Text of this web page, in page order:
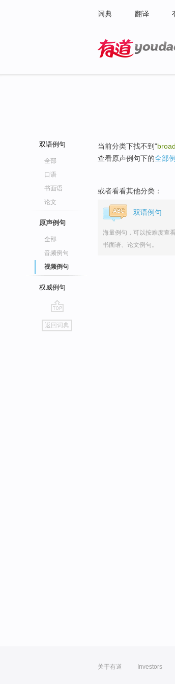
词典 翻译
双语例句
全部
口语
书面语
论文
原声例句
全部
音频例句
视频例句
权威例句
go
top
返回词典
当前分类下找不到"
查看原声例句下的全部
或者看看其他分类：
双语例句
海量例句，可以按难度查看
书面语、论文例句。
关于有道 Investors